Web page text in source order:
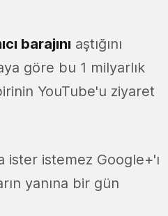
barajını aştığını
göre bu 1 milyarlık
YouTube'u ziyaret
ister istemez Google+'ı
yanına bir gün